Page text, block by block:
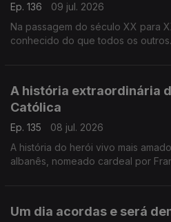
Ep. 136
09 jul. 2026
Na passagem do século XX para
conhecido do que todos os
A história extraordinária
Católica
Ep. 135
08 jul. 2026
A história do herói vivo mais
albanês, nomeado cardeal por
Um dia acordas e será